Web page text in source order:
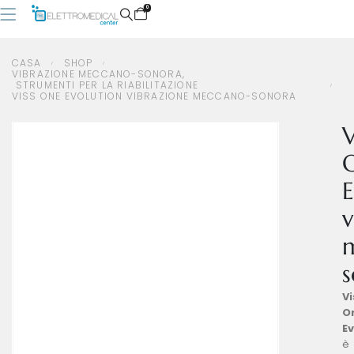
0
CASA SHOP VIBRAZIONE MECCANO-SONORA,
VISS ONE EVOLUTION VIBRAZIONE MECCANO-SONORA
CASA
SHOP
VIBRAZIONE MECCANO-SONORA,
STRUMENTI PER LA RIABILITAZIONE
VISS ONE EVOLUTION VIBRAZIONE MECCANO-SONORA
è